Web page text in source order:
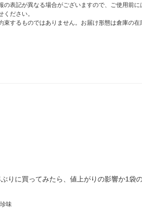
表記が異なる場合がございますので、ご使用前
ださい。
するものではありません。お届け形態は倉庫の
りに買ってみたら、値上がりの影響か1袋
味